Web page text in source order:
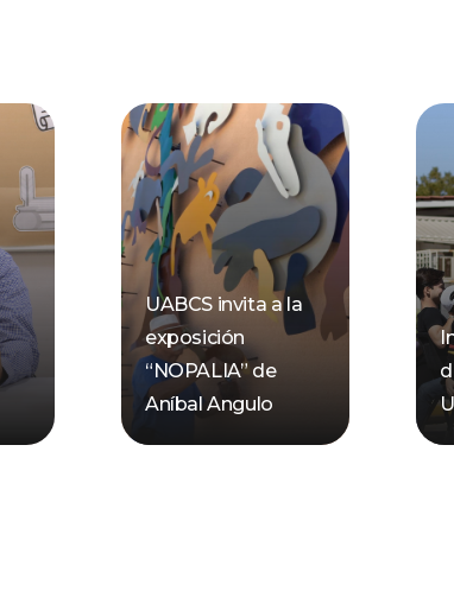
UABCS invita a la
exposición
“NOPALIA” de
Aníbal Angulo